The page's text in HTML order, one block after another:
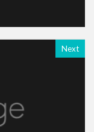
Next